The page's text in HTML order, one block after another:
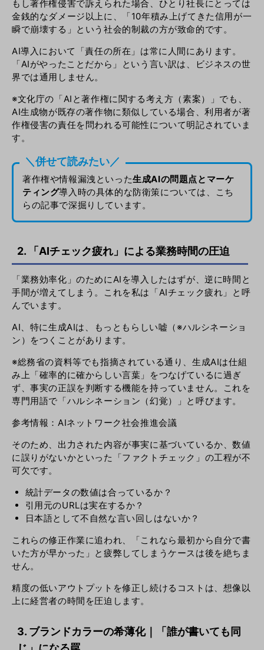
もし著作権侵害で訴えられた場合、ひとり社長にとっては
金銭的なダメージ以上に、「10年積み上げてきた信用が一
瞬で崩壊する」という社会的制裁の方が致命的です。
AI導入において「責任の所在」は常に人間にあります。
「AIがやったことだから」という言い訳は、ビジネスの世
界では通用しません。
※文化庁の「AIと著作権に関する考え方（素案）
」でも、
AI生成物が既存の著作物に類似している場合、利用者が著
作権侵害の責任を問われる可能性について明記されていま
す。
＼併せて読みたい／
著作権や情報漏洩といった生成AIの問題点とマーケ
ティング導入時の具体的な防衛策については、こち
らの記事で深掘りしています。
2. 「AIチェック疲れ」による業務時間の圧迫
「業務効率化」のためにAIを導入したはずが、逆に時間と
手間が増えてしまう。これを私は「AIチェック疲れ」と呼
んでいます。
AI、特に生成AIは、もっともらしい嘘（※ハルシネーショ
ン）をつくことがあります。
※総務省の資料等でも指摘されている通り、生成AIは仕組
み上「確率的に確からしい言葉」をつなげているに過ぎ
ず、事実の正誤を判断する機能を持っていません。これを
専門用語で「ハルシネーション（幻覚）」と呼びます。
参考情報： AIネットワーク社会推進会議
そのため、出力された内容が事実に基づいているか、数値
に誤りがないかといった「ファクトチェック」の工程が不
可欠です。
統計データの数値は合っているか？
引用元のURLは実在するか？
日本語として不自然な言い回しはないか？
これらの修正作業に追われ、「これなら最初から自分で書
いた方が早かった」と疲弊してしまうケースは後を絶ちま
せん。
精度の低いアウトプットを修正し続けるコストは、想像以
上に経営者の時間を圧迫します。
3. ブランドカラーの希薄化｜「誰が書いても同